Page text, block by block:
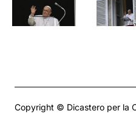
Copyright © Dicastero per la